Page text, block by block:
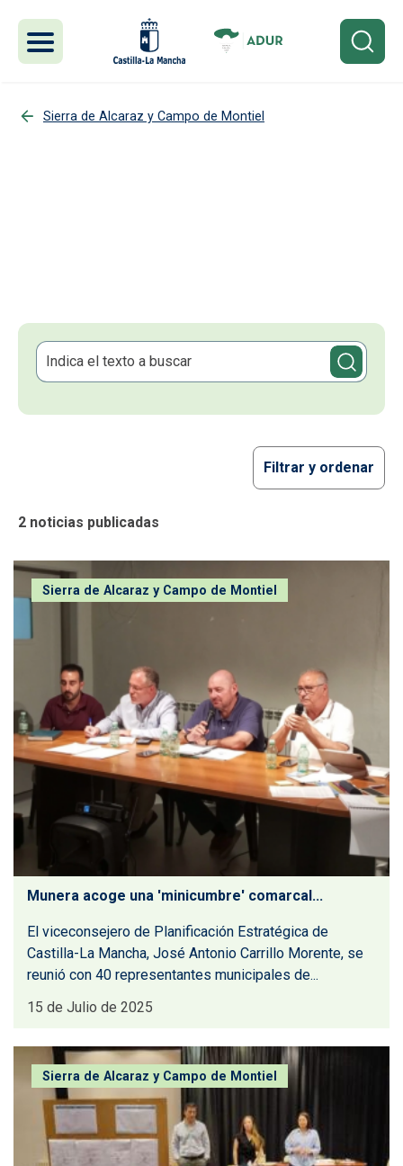
Sierra de Alcaraz y Campo de Montiel
2 noticias publicadas
Filtrar y ordenar
Munera acoge una &#039;minicumbre&#039; comarcal...
Sierra de Alcaraz y Campo de Montiel
Munera acoge una 'minicumbre' comarcal...
El viceconsejero de Planificación Estratégica de
Castilla-La Mancha, José Antonio Carrillo Morente, se
reunió con 40 representantes municipales de...
15 de Julio de 2025
Concluye en El Bonillo la tercera mesa...
Sierra de Alcaraz y Campo de Montiel